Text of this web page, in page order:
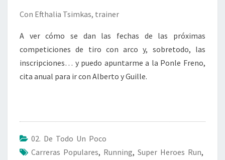
Con Efthalia Tsimkas, trainer
A ver cómo se dan las fechas de las próximas
competiciones de tiro con arco y, sobretodo, las
inscripciones… y puedo apuntarme a la Ponle Freno,
cita anual para ir con Alberto y Guille.
02. De Todo Un Poco
Carreras Populares, Running, Super Heroes Run,